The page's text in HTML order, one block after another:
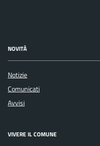
NOVITÀ
Notizie
Comunicati
Avvisi
VIVERE IL COMUNE